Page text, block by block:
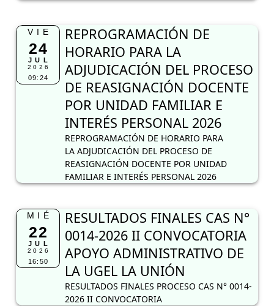
VIE
24
JUL
2026
09:24
REPROGRAMACIÓN DE
HORARIO PARA LA
ADJUDICACIÓN DEL PROCESO
DE REASIGNACIÓN DOCENTE
POR UNIDAD FAMILIAR E
INTERÉS PERSONAL 2026
REPROGRAMACIÓN DE HORARIO PARA
LA ADJUDICACIÓN DEL PROCESO DE
REASIGNACIÓN DOCENTE POR UNIDAD
FAMILIAR E INTERÉS PERSONAL 2026
MIÉ
22
JUL
2026
16:50
RESULTADOS FINALES CAS N°
0014-2026 II CONVOCATORIA
APOYO ADMINISTRATIVO DE
LA UGEL LA UNIÓN
RESULTADOS FINALES PROCESO CAS N° 0014-
2026 II CONVOCATORIA